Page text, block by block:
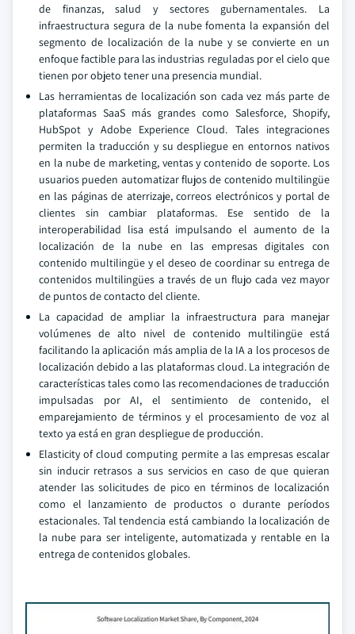
de finanzas, salud y sectores gubernamentales. La
infraestructura segura de la nube fomenta la expansión del
segmento de localización de la nube y se convierte en un
enfoque factible para las industrias reguladas por el cielo que
tienen por objeto tener una presencia mundial.
Las herramientas de localización son cada vez más parte de
plataformas SaaS más grandes como Salesforce, Shopify,
HubSpot y Adobe Experience Cloud. Tales integraciones
permiten la traducción y su despliegue en entornos nativos
en la nube de marketing, ventas y contenido de soporte. Los
usuarios pueden automatizar flujos de contenido multilingüe
en las páginas de aterrizaje, correos electrónicos y portal de
clientes sin cambiar plataformas. Ese sentido de la
interoperabilidad lisa está impulsando el aumento de la
localización de la nube en las empresas digitales con
contenido multilingüe y el deseo de coordinar su entrega de
contenidos multilingües a través de un flujo cada vez mayor
de puntos de contacto del cliente.
La capacidad de ampliar la infraestructura para manejar
volúmenes de alto nivel de contenido multilingüe está
facilitando la aplicación más amplia de la IA a los procesos de
localización debido a las plataformas cloud. La integración de
características tales como las recomendaciones de traducción
impulsadas por AI, el sentimiento de contenido, el
emparejamiento de términos y el procesamiento de voz al
texto ya está en gran despliegue de producción.
Elasticity of cloud computing permite a las empresas escalar
sin inducir retrasos a sus servicios en caso de que quieran
atender las solicitudes de pico en términos de localización
como el lanzamiento de productos o durante períodos
estacionales. Tal tendencia está cambiando la localización de
la nube para ser inteligente, automatizada y rentable en la
entrega de contenidos globales.